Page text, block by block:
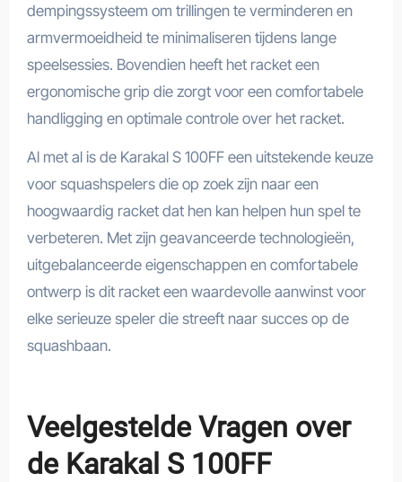
dempingssysteem om trillingen te verminderen en
armvermoeidheid te minimaliseren tijdens lange
speelsessies. Bovendien heeft het racket een
ergonomische grip die zorgt voor een comfortabele
handligging en optimale controle over het racket.
Al met al is de Karakal S 100FF een uitstekende keuze
voor squashspelers die op zoek zijn naar een
hoogwaardig racket dat hen kan helpen hun spel te
verbeteren. Met zijn geavanceerde technologieën,
uitgebalanceerde eigenschappen en comfortabele
ontwerp is dit racket een waardevolle aanwinst voor
elke serieuze speler die streeft naar succes op de
squashbaan.
Veelgestelde Vragen over
de Karakal S 100FF